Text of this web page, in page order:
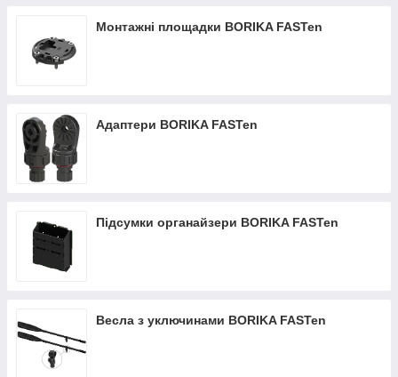
Монтажні площадки BORIKA FASTen
Адаптери BORIKA FASTen
Підсумки органайзери BORIKA FASTen
Весла з уключинами BORIKA FASTen